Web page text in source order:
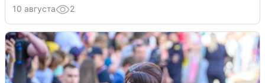
10 августа 2